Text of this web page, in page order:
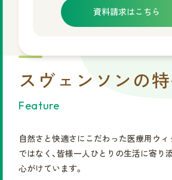
資料請求はこちら
スヴェンソンの
Feature
自然さと快適さにこだわった医療用ウ
ではなく、皆様一人ひとりの生活に寄り
心がけています。